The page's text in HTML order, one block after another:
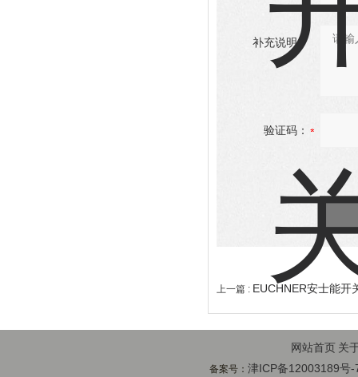
补充说明：
验证码：
上一篇 : EUCHNER安士能开
网站首页 关
备案号：津ICP备12003189号-